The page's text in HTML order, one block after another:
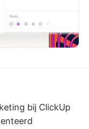
bij ClickUp